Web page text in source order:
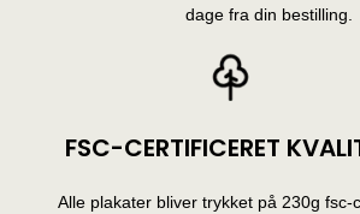
dage fra din bestilling.
FSC-CERTIFICERET
Alle plakater bliver trykket på 230g fsc-